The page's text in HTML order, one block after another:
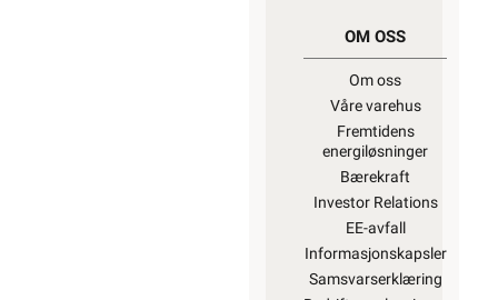
OM OSS
Om oss
Våre varehus
Fremtidens
energiløsninger
Bærekraft
Investor Relations
EE-avfall
Informasjonskapsler
Samsvarserklæring